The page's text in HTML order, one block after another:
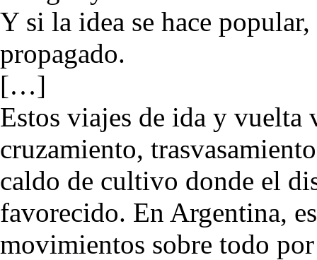
Y si la idea se hace
propagado.
[…]
Estos viajes de ida y vuelta
cruzamiento,
caldo de cultivo donde el
favorecido. En Argentina,
movimientos sobre todo